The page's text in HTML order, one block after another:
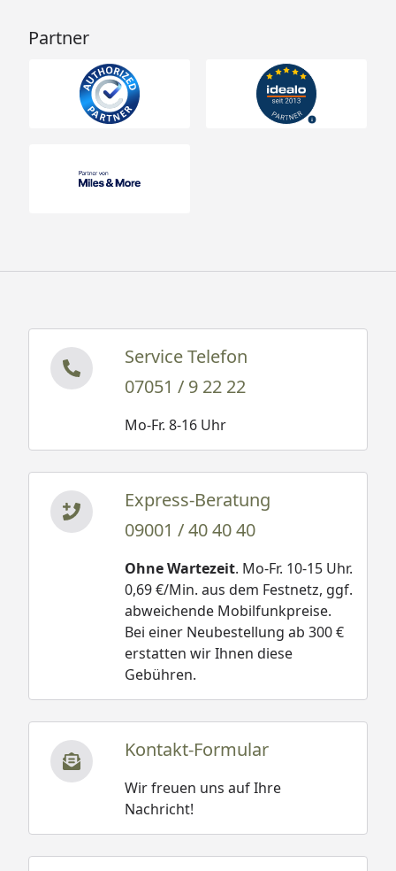
Partner
Service Telefon
07051 / 9 22 22
Mo-Fr. 8-16 Uhr
Express-Beratung
09001 / 40 40 40
Ohne Wartezeit. Mo-Fr. 10-15 Uhr.
0,69 €/Min. aus dem Festnetz, ggf.
abweichende Mobilfunkpreise.
Bei einer Neubestellung ab 300 €
erstatten wir Ihnen diese
Gebühren.
Kontakt-Formular
Wir freuen uns auf Ihre
Nachricht!